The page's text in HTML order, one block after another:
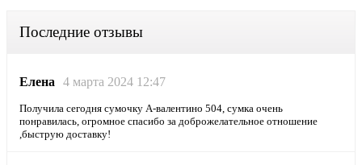
Последние отзывы
Елена 4 марта 2024 12:47
Получила сегодня сумочку А-валентино 504, сумка очень
понравилась, огромное спасибо за доброжелательное отношение
,быструю доставку!